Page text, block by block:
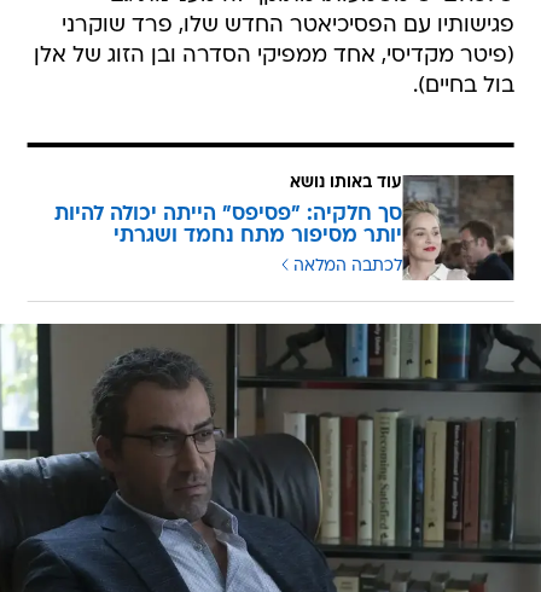
פגישותיו עם הפסיכיאטר החדש שלו, פרד שוקרני
(פיטר מקדיסי, אחד ממפיקי הסדרה ובן הזוג של אלן
בול בחיים).
עוד באותו נושא
סך חלקיה: "פסיפס" הייתה יכולה להיות
יותר מסיפור מתח נחמד ושגרתי
לכתבה המלאה